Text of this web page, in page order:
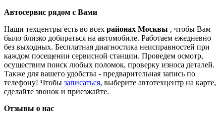
Автосервис рядом с Вами
Наши техцентры есть во всех районах Москвы , чтобы Вам
было близко добираться на автомобиле. Работаем ежедневно
без выходных. Бесплатная диагностика неисправностей при
каждом посещении сервисной станции. Проведем осмотр,
осуществим поиск любых поломок, проверку износа деталей.
Также для вашего удобства - предварительная запись по
телефону! Чтобы записаться, выберите автотехцентр на карте,
сделайте звонок и приезжайте.
Отзывы о нас